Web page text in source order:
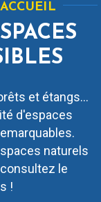
et étangs...
d'espaces
naturels
le
!